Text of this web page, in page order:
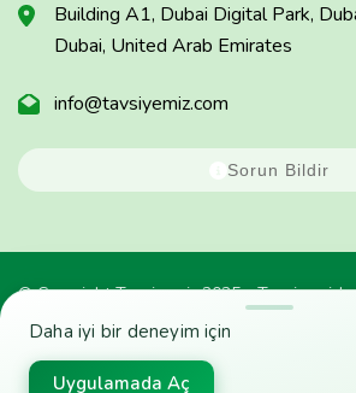
Daha iyi bir deneyim için
Uygulamada Aç
Building A1, Dubai Digital Park,
Dubai, United Arab Emirates
info@tavsiyemiz.com
Sorun Bildir
© Copyright Tavsiyemiz 2025 -